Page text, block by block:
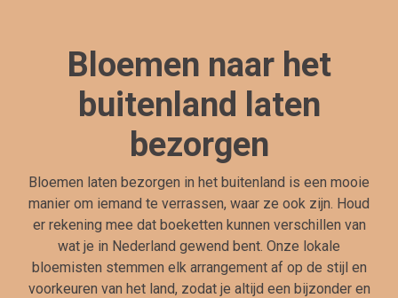
Bloemen naar het
buitenland laten
bezorgen
Bloemen laten bezorgen in het buitenland is een mooie
manier om iemand te verrassen, waar ze ook zijn. Houd
er rekening mee dat boeketten kunnen verschillen van
wat je in Nederland gewend bent. Onze lokale
bloemisten stemmen elk arrangement af op de stijl en
voorkeuren van het land, zodat je altijd een bijzonder en